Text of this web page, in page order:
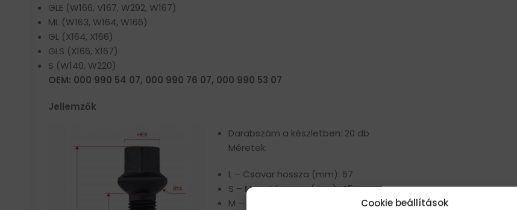
Cookie beállítások
GLE (W166, V167, W292, W167)
ML (W163, W164, W166)
GL (X164, X166)
GLS (X166, X167)
S (W140, W220)
OEM: 000 990 54 07, 000 990 76 07, 000 990 53 07
Jellemzők
Darabszám a készletben: 20 db
Méretek:
L – Csavar hossza (mm): 67
S – Menet hossza (mm): 45
M – Átmérő: M14